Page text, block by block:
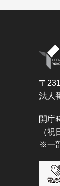
〒
法人
開庁
（
※一